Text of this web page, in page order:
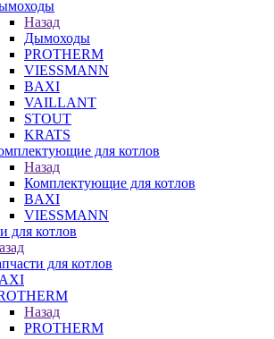
Назад
Дымоходы
PROTHERM
VIESSMANN
BAXI
VAILLANT
STOUT
KRATS
для котлов
Назад
Комплектующие для котлов
BAXI
VIESSMANN
для котлов
для котлов
Назад
PROTHERM